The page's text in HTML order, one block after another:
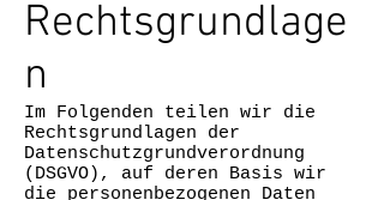
Rechtsgrundlage
n
Im Folgenden teilen wir die
Rechtsgrundlagen der
Datenschutzgrundverordnung
(DSGVO), auf deren Basis wir
die personenbezogenen Daten